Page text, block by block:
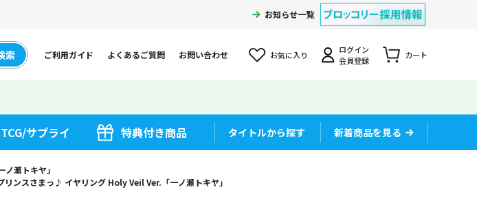
お知らせ一覧
索 ご利用ガイド よくあるご質問 お問い合わせ お気に入り
ログイン
会員登録
カート
TCG/サプライ 特典付き商品 タイトルから探す 新着商品を見る
瀬トキヤ」
リンスさまっ♪ イヤリング Holy Veil Ver.「一ノ瀬トキヤ」